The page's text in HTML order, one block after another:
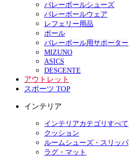
バレーボールシューズ
バレーボールウェア
レフェリー用品
ボール
バレーボール用サポーター
MIZUNO
ASICS
DESCENTE
アウトレット
スポーツ TOP
インテリア
インテリアカテゴリすべて
クッション
ルームシューズ・スリッパ
ラグ・マット